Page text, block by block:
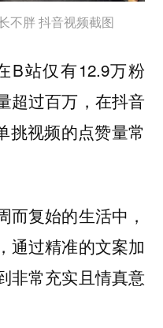
不胖 抖音视频截图
B站仅有12.9万粉
超过百万，在抖音
挑视频的点赞量常
而复始的生活中，
通过精准的文案加
非常充实且情真意